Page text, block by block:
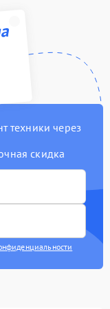
техники через
скидка